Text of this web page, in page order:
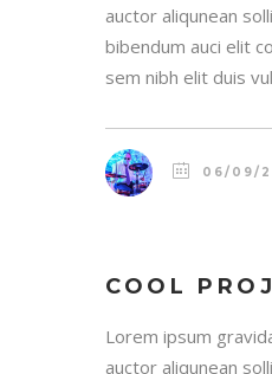
auctor aliqunean
bibendum auci elit
sem nibh elit duis
06/09/
COOL
Lorem ipsum
auctor aliqunean